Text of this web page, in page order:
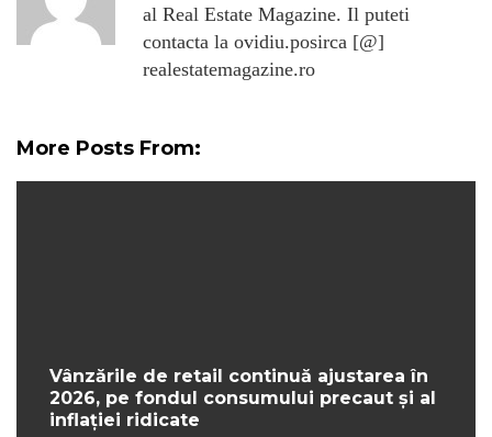
al Real Estate Magazine. Il puteti
contacta la ovidiu.posirca [@]
realestatemagazine.ro
More Posts From:
Vânzările de retail continuă ajustarea în
2026, pe fondul consumului precaut și al
inflației ridicate